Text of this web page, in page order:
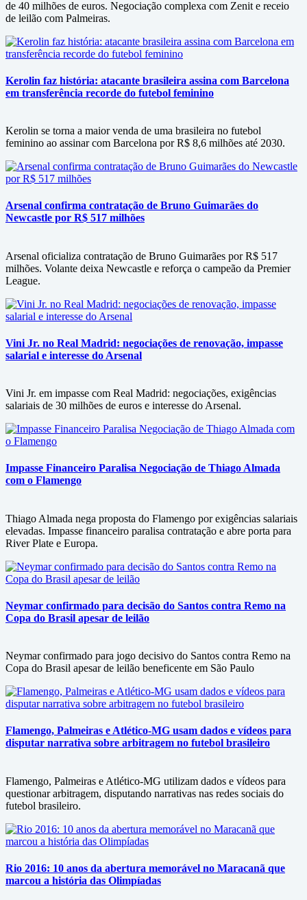
de 40 milhões de euros. Negociação complexa com Zenit e receio
de leilão com Palmeiras.
Kerolin faz história: atacante brasileira assina com Barcelona
em transferência recorde do futebol feminino
Kerolin se torna a maior venda de uma brasileira no futebol
feminino ao assinar com Barcelona por R$ 8,6 milhões até 2030.
Arsenal confirma contratação de Bruno Guimarães do
Newcastle por R$ 517 milhões
Arsenal oficializa contratação de Bruno Guimarães por R$ 517
milhões. Volante deixa Newcastle e reforça o campeão da Premier
League.
Vini Jr. no Real Madrid: negociações de renovação, impasse
salarial e interesse do Arsenal
Vini Jr. em impasse com Real Madrid: negociações, exigências
salariais de 30 milhões de euros e interesse do Arsenal.
Impasse Financeiro Paralisa Negociação de Thiago Almada
com o Flamengo
Thiago Almada nega proposta do Flamengo por exigências salariais
elevadas. Impasse financeiro paralisa contratação e abre porta para
River Plate e Europa.
Neymar confirmado para decisão do Santos contra Remo na
Copa do Brasil apesar de leilão
Neymar confirmado para jogo decisivo do Santos contra Remo na
Copa do Brasil apesar de leilão beneficente em São Paulo
Flamengo, Palmeiras e Atlético-MG usam dados e vídeos para
disputar narrativa sobre arbitragem no futebol brasileiro
Flamengo, Palmeiras e Atlético-MG utilizam dados e vídeos para
questionar arbitragem, disputando narrativas nas redes sociais do
futebol brasileiro.
Rio 2016: 10 anos da abertura memorável no Maracanã que
marcou a história das Olimpíadas